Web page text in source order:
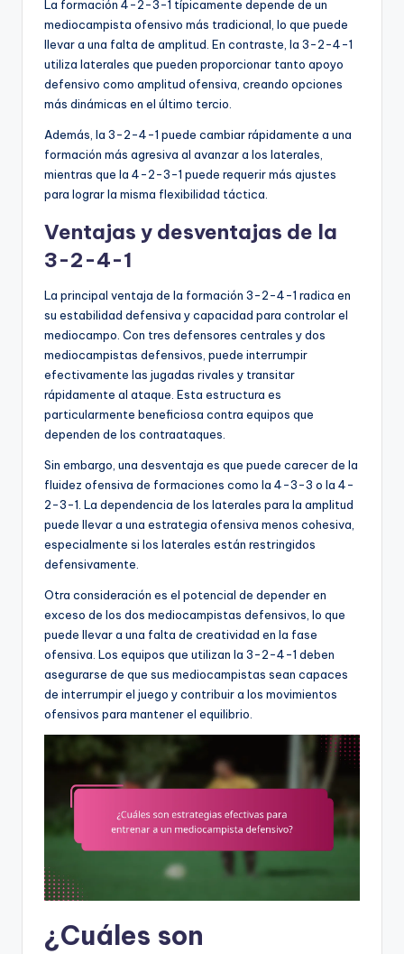
La formación 4-2-3-1 típicamente depende de un
mediocampista ofensivo más tradicional, lo que puede
llevar a una falta de amplitud. En contraste, la 3-2-4-1
utiliza laterales que pueden proporcionar tanto apoyo
defensivo como amplitud ofensiva, creando opciones
más dinámicas en el último tercio.
Además, la 3-2-4-1 puede cambiar rápidamente a una
formación más agresiva al avanzar a los laterales,
mientras que la 4-2-3-1 puede requerir más ajustes
para lograr la misma flexibilidad táctica.
Ventajas y desventajas de la
3-2-4-1
La principal ventaja de la formación 3-2-4-1 radica en
su estabilidad defensiva y capacidad para controlar el
mediocampo. Con tres defensores centrales y dos
mediocampistas defensivos, puede interrumpir
efectivamente las jugadas rivales y transitar
rápidamente al ataque. Esta estructura es
particularmente beneficiosa contra equipos que
dependen de los contraataques.
Sin embargo, una desventaja es que puede carecer de la
fluidez ofensiva de formaciones como la 4-3-3 o la 4-
2-3-1. La dependencia de los laterales para la amplitud
puede llevar a una estrategia ofensiva menos cohesiva,
especialmente si los laterales están restringidos
defensivamente.
Otra consideración es el potencial de depender en
exceso de los dos mediocampistas defensivos, lo que
puede llevar a una falta de creatividad en la fase
ofensiva. Los equipos que utilizan la 3-2-4-1 deben
asegurarse de que sus mediocampistas sean capaces
de interrumpir el juego y contribuir a los movimientos
ofensivos para mantener el equilibrio.
¿Cuáles son